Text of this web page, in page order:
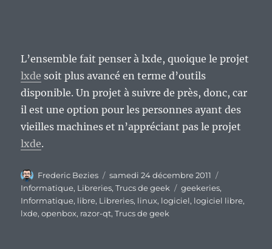
L’ensemble fait penser à lxde, quoique le projet
lxde soit plus avancé en terme d’outils
disponible. Un projet à suivre de près, donc, car
il est une option pour les personnes ayant des
vieilles machines et n’appréciant pas le projet
lxde.
Auteur
Frederic Bezies
Publié
le
samedi 24 décembre 2011
Informatique, Libreries,Trucs de geek Étiquettes
geekeries,
Informatique, libre, Libreries, linux, logiciel, logiciel libre,
lxde,openbox, razor-qt,Trucs de geek